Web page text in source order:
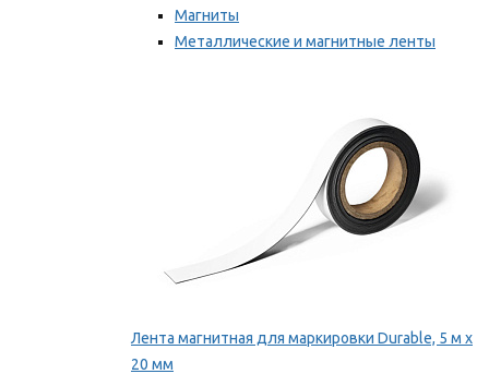
Магниты
Металлические и магнитные ленты
Лента магнитная для маркировки Durable, 5 м х
20 мм